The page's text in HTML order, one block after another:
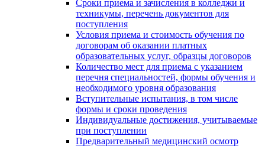
Сроки приема и зачисления в колледжи и
техникумы, перечень документов для
поступления
Условия приема и стоимость обучения по
договорам об оказании платных
образовательных услуг, образцы договоров
Количество мест для приема с указанием
перечня специальностей, формы обучения и
необходимого уровня образования
Вступительные испытания, в том числе
формы и сроки проведения
Индивидуальные достижения, учитываемые
при поступлении
Предварительный медицинский осмотр